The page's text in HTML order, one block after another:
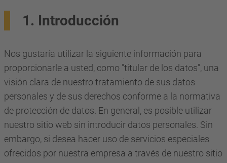
1. Introducción
Nos gustaría utilizar la siguiente información para
proporcionarle a usted, como "titular de los datos", una
visión clara de nuestro tratamiento de sus datos
personales y de sus derechos conforme a la normativa
de protección de datos. En general, es posible utilizar
nuestro sitio web sin introducir datos personales. Sin
embargo, si desea hacer uso de servicios especiales
ofrecidos por nuestra empresa a través de nuestro sitio